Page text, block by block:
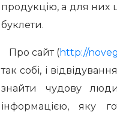
продукцію, а для них
буклети.
Про сайт (http://
так собі, і
знайти чудову
інформацією, яку